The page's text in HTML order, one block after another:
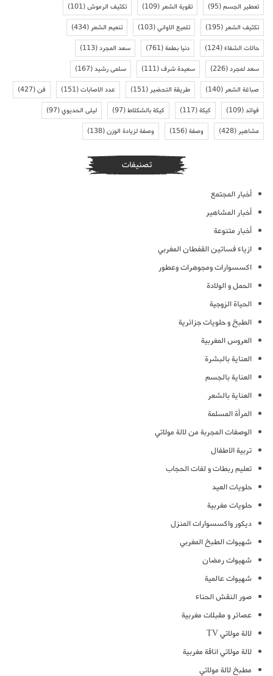
تعطير الجسم(95) تقوية الشعر(109) تكثيف الرموش(101)
تكثيف الشعر(195) تلميع الاواني(103) تنعيم الشعر(434)
حالات الشفاء(124) دنيا بطمة(761) سعد المجرد(113)
سعد لمجرد(226) سعيدة شرف(111) سلمى رشيد(167)
صباغة الشعر(140) طريقة التحضير(151) عدد الاصابات(151) فن(427)
فوائد(109) كيكة(117) كيكة بالشكلاط(97) ليلى الحديوي(97)
مشاهير(428) وصفة(156) وصفة لزيادة الوزن(138)
تصنيفات
أخبار المجتمع
أخبار المشاهير
أخبار متنوعة
ازياء فساتين القفطان المغربي
اكسسوارات ومجوهرات وعطور
الحمل و الولادة
الحياة الزوجية
الطبخ و حلويات جزائرية
العروس المغربية
العناية بالبشرة
العناية بالجسم
العناية بالشعر
المرأة المسلمة
الوصفات المجربة من لالة مولاتي
تربية الاطفال
تعليم ربطات و لفات الحجاب
حلويات العيد
حلويات مغربية
ديكور واكسسوارات المنزل
شهيوات الطبخ المغربي
شهيوات رمضان
شهيوات عالمية
صور النقش الحناء
عصائر و مقبلات مغربية
لالة مولاتي TV
لالة مولاتي اناقة مغربية
مطبخ لالة مولاتي